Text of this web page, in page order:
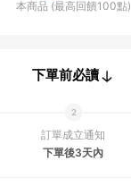
本商品 (最高回饋100點)
下單前必讀
訂單成立通知
下單後3天內